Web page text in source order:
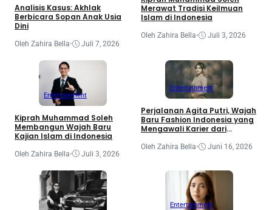
Analisis Kasus: Akhlak
Berbicara Sopan Anak Usia
Dini
Oleh Zahira Bella• Juli 7, 2026
Merawat Tradisi Keilmuan
Islam di Indonesia
Oleh Zahira Bella• Juli 3, 2026
Entertainment
Kiprah Muhammad Soleh
Membangun Wajah Baru
Kajian Islam di Indonesia
Oleh Zahira Bella• Juli 3, 2026
Entertainment
Perjalanan Agita Putri, Wajah
Baru Fashion Indonesia yang
Mengawali Karier dari
Oleh Zahira Bella• Juni 16, 2026
Entertainment